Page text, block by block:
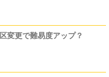
変更で難易度アップ？